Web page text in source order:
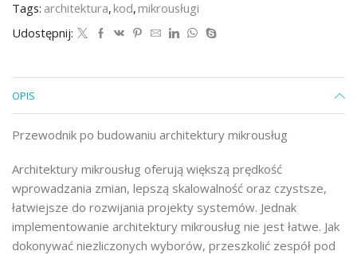
Tags: architektura,kod,mikrousługi
Udostępnij:
OPIS
Przewodnik po budowaniu architektury mikrousług
Architektury mikrousług oferują większą prędkość
wprowadzania zmian, lepszą skalowalność oraz czystsze,
łatwiejsze do rozwijania projekty systemów. Jednak
implementowanie architektury mikrousług nie jest łatwe. Jak
dokonywać niezliczonych wyborów, przeszkolić zespół pod